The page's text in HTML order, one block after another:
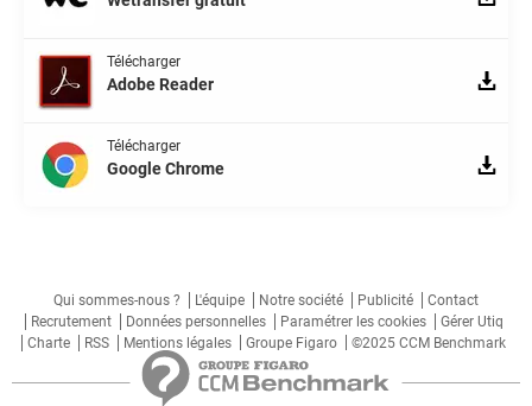
Télécharger
Adobe Reader
Télécharger
Google Chrome
Qui sommes-nous ? L'équipe Notre société Publicité
Contact
Recrutement
Données personnelles Paramétrer les cookies
Gérer Utiq
Charte
RSS Mentions légales Groupe Figaro ©2025 CCM Benchmark